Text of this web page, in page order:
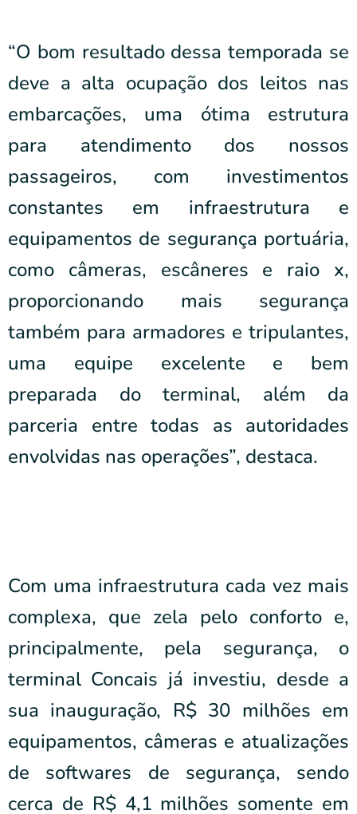
“O bom resultado dessa temporada se
deve a alta ocupação dos leitos nas
embarcações, uma ótima estrutura
para atendimento dos nossos
passageiros, com investimentos
constantes em infraestrutura e
equipamentos de segurança portuária,
como câmeras, escâneres e raio x,
proporcionando mais segurança
também para armadores e tripulantes,
uma equipe excelente e bem
preparada do terminal, além da
parceria entre todas as autoridades
envolvidas nas operações”, destaca.
Com uma infraestrutura cada vez mais
complexa, que zela pelo conforto e,
principalmente, pela segurança, o
terminal Concais já investiu, desde a
sua inauguração, R$ 30 milhões em
equipamentos, câmeras e atualizações
de softwares de segurança, sendo
cerca de R$ 4,1 milhões somente em